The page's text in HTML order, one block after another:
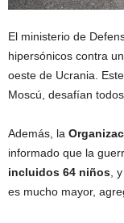
El ministerio de
hipersónicos contra
oeste de Ucrania.
Moscú, desafían
Además, la
informado que la
incluidos 64 niños,
es mucho mayor,